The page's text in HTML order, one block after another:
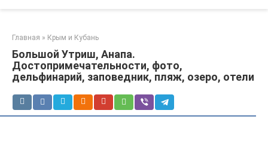
Главная » Крым и Кубань
Большой Утриш, Анапа.
Достопримечательности, фото,
дельфинарий, заповедник, пляж, озеро, отели